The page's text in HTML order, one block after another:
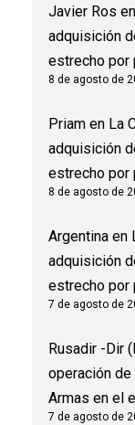
Javier Ros en
adquisición
estrecho por
8 de agosto de
Priam en La
adquisición
estrecho por
8 de agosto de
Argentina en
adquisición
estrecho por
7 de agosto de
Rusadir -Dir
operación
Armas en el
7 de agosto de